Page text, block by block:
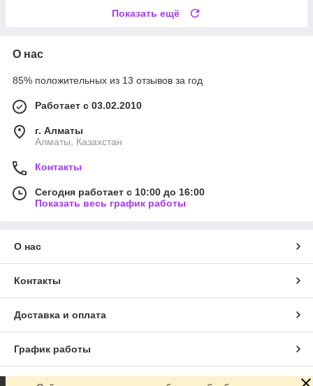
Показать ещё
О нас
85% положительных из 13 отзывов за год
Работает с 03.02.2010
г. Алматы
Алматы, Казахстан
Контакты
Сегодня работает с 10:00 до 16:00
Показать весь график работы
О нас
Контакты
Доставка и оплата
График работы
Полная версия сайта